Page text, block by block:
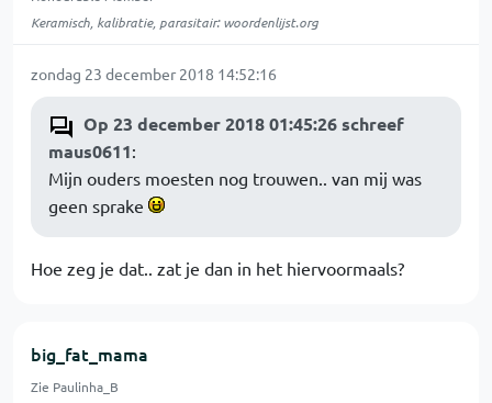
Keramisch, kalibratie, parasitair: woordenlijst.org
zondag 23 december 2018 14:52:16
Op 23 december 2018 01:45:26 schreef
maus0611:
Mijn ouders moesten nog trouwen.. van mij was
geen sprake
Hoe zeg je dat.. zat je dan in het hiervoormaals?
big_fat_mama
Zie Paulinha_B